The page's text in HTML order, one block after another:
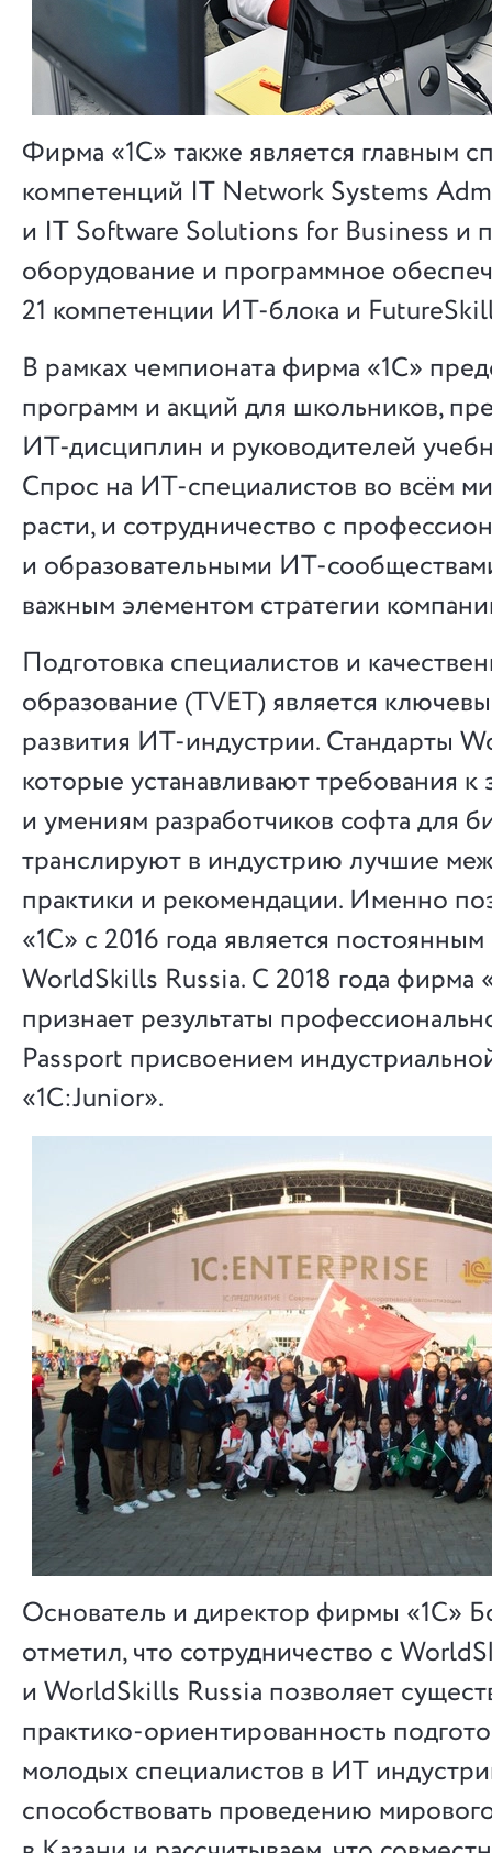
Фирма «1С» также является главным
компетенций IT Network Systems
и IT Software Solutions for Business и
оборудование и программное
21 компетенции ИТ-блока и
В рамках чемпионата фирма «1С»
программ и акций для школьников,
ИТ-дисциплин и руководителей
Спрос на ИТ-специалистов во всём
расти, и сотрудничество с
и образовательными ИТ-
важным элементом стратегии
Подготовка специалистов и
образование (TVET) является
развития ИТ-индустрии. Стандарты
которые устанавливают требования к
и умениям разработчиков софта для
транслируют в индустрию лучшие
практики и рекомендации. Именно
«1С» с 2016 года является
WorldSkills Russia. С 2018 года фирма
признает результаты
Passport присвоением
«1С:Junior».
Основатель и директор фирмы «1С»
отметил, что сотрудничество с
и WorldSkills Russia позволяет
практико-ориентированность
молодых специалистов в ИТ
способствовать проведению